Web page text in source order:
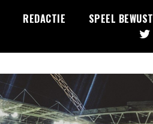
REDACTIE SPEEL BEWUST